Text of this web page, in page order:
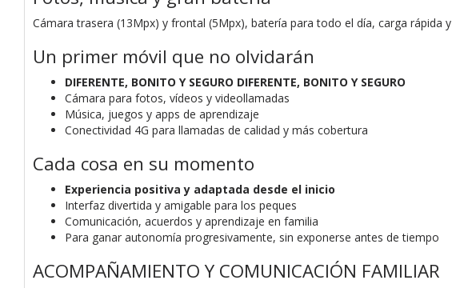
Cámara trasera (13Mpx) y frontal (5Mpx), batería para todo el día, carga rápida
Un primer móvil que no olvidarán
DIFERENTE, BONITO Y SEGURO DIFERENTE, BONITO Y SEGURO
Cámara para fotos, vídeos y videollamadas
Música, juegos y apps de aprendizaje
Conectividad 4G para llamadas de calidad y más cobertura
Cada cosa en su momento
Experiencia positiva y adaptada desde el inicio
Interfaz divertida y amigable para los peques
Comunicación, acuerdos y aprendizaje en familia
Para ganar autonomía progresivamente, sin exponerse antes de tiempo
ACOMPAÑAMIENTO Y COMUNICACIÓN FAMILIAR